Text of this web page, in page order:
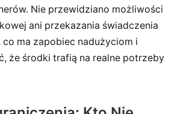
Nie przewidziano możliwości
ani przekazania świadczenia
co ma zapobiec nadużyciom i
że środki trafią na realne potrzeby